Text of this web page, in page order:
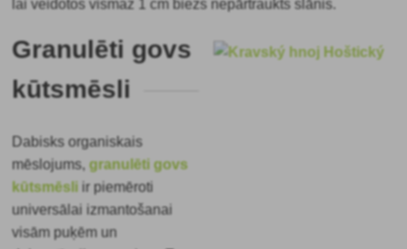
lai veidotos vismaz 1 cm biezs nepārtraukts slānis.
Granulēti govs
kūtsmēsli
Dabisks organiskais
mēslojums,granulēti govs
kūtsmēsli ir piemēroti
universālai izmantošanai
visām puķēm un